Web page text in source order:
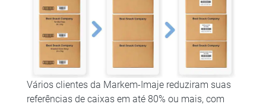
Vários clientes da Markem-Imaje reduziram suas
referências de caixas em até 80% ou mais, com